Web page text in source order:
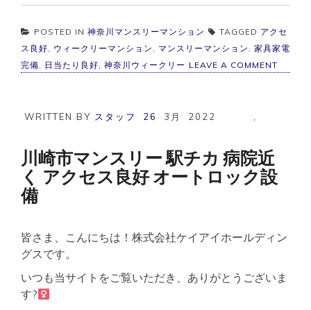
POSTED IN 神奈川マンスリーマンション TAGGED アクセ
ス良好, ウィークリーマンション , マンスリーマンション , 家具家電
完備, 日当たり良好, 神奈川ウィークリー LEAVE A COMMENT
横
1R
駅
ク
良
好
WRITTEN BY スタッフ 26 3月 ,
2022
川崎市マンスリー 駅チカ 病院近
く アクセス良好 オートロック設
備
皆さま、こんにちは！株式会社ケイアイホールディン
グスです。
いつも当サイトをご覧いただき、ありがとうございま
す?‍